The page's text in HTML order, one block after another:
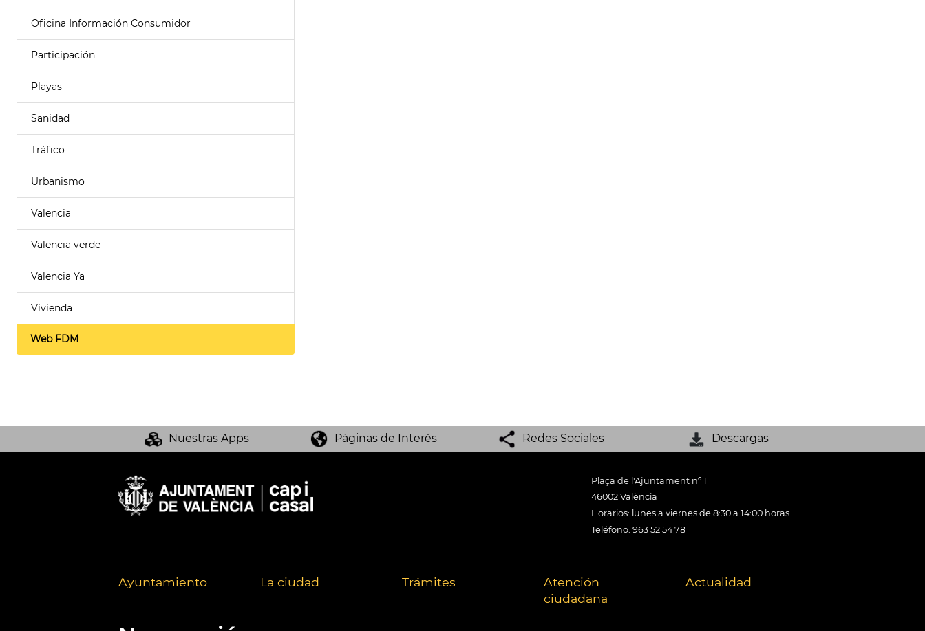
Oficina Información Consumidor
Participación
Playas
Sanidad
Tráfico
Urbanismo
Valencia
Valencia verde
Valencia Ya
Vivienda
Web FDM
Nuestras Apps Páginas de Interés Redes Sociales Descargas
Plaça de l'Ajuntament nº 1
46002 València
Horarios: lunes a viernes de 8:30 a 14:00 horas
Teléfono: 963 52 54 78
Ayuntamiento La ciudad Trámites
Atención
ciudadana
Actualidad